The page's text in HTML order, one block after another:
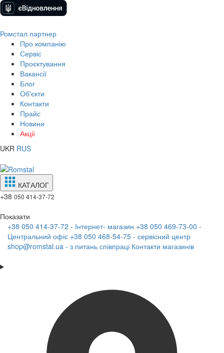
Ромстал партнер
Про компанію
Сервіс
Проєктування
Вакансії
Блог
Об'єкти
Контакти
Прайс
Новини
Акції
UKR RUS
КАТАЛОГ
+38 050 414-37-72
Показати
+38 050 414-37-72 - Інтернет- магазин +38 050 469-73-00 -
Центральний офіс +38 050 468-54-75 - сервісний центр
shop@romstal.ua - з питань співпраці Контакти магазинів